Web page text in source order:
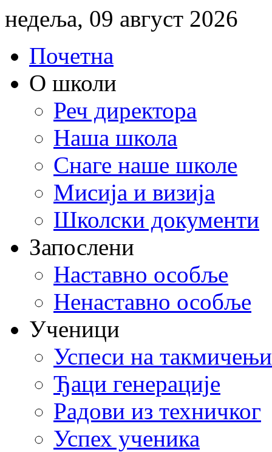
недеља, 09 август 2026
Почетна
О школи
Реч директора
Наша школа
Снаге наше школе
Мисија и визија
Школски документи
Запослени
Наставно особље
Ненаставно особље
Ученици
Успеси на
Ђаци генерације
Радови из техничког
Успех ученика